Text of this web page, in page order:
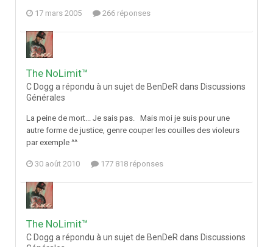
17 mars 2005 266 réponses
The NoLimit™
C Dogg a répondu à un sujet de BenDeR dans Discussions
Générales
La peine de mort... Je sais pas. Mais moi je suis pour une
autre forme de justice, genre couper les couilles des violeurs
par exemple ^^
30 août 2010 177 818 réponses
The NoLimit™
C Dogg a répondu à un sujet de BenDeR dans Discussions